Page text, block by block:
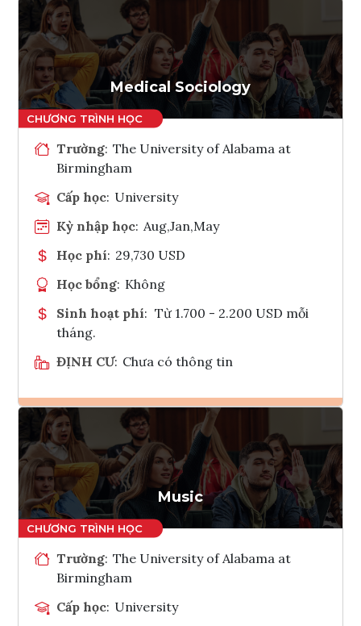
Ghi danh
Tham vấn Interlink
Medical Sociology
Trường: The University of Alabama at
Birmingham
Cấp học: University
Kỳ nhập học: Aug,Jan,May
Học phí: 29,730 USD
Học bổng: Không
Sinh hoạt phí: Từ 1.700 - 2.200 USD mỗi
tháng.
ĐỊNH CƯ: Chưa có thông tin
Ghi danh
Tham vấn Interlink
Music
Trường: The University of Alabama at
Birmingham
Cấp học: University